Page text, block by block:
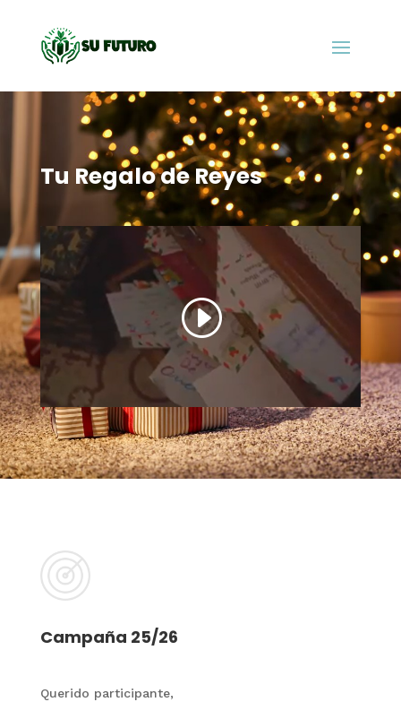
Tu Regalo de Reyes
Campaña 25/26
Querido participante,